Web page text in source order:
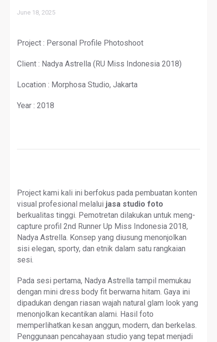
June 18, 2025
Project : Personal Profile Photoshoot
Client : Nadya Astrella (RU Miss Indonesia 2018)
Location : Morphosa Studio, Jakarta
Year : 2018
Project kami kali ini berfokus pada pembuatan konten
visual profesional melalui jasa studio foto
berkualitas tinggi. Pemotretan dilakukan untuk meng-
capture profil 2nd Runner Up Miss Indonesia 2018,
Nadya Astrella. Konsep yang diusung menonjolkan
sisi elegan, sporty, dan etnik dalam satu rangkaian
sesi.
Pada sesi pertama, Nadya Astrella tampil memukau
dengan mini dress body fit berwarna hitam. Gaya ini
dipadukan dengan riasan wajah natural glam look yang
menonjolkan kecantikan alami. Hasil foto
memperlihatkan kesan anggun, modern, dan berkelas.
Penggunaan pencahayaan studio yang tepat menjadi